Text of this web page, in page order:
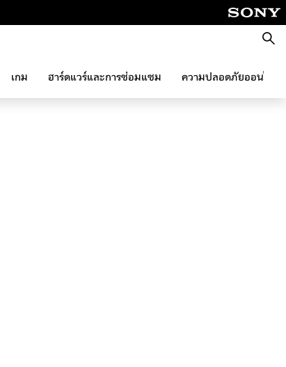
ค้นหา
เกม ฮาร์ดแวร์และการซ่อมแซม ความปลอดภัยออนไลน์